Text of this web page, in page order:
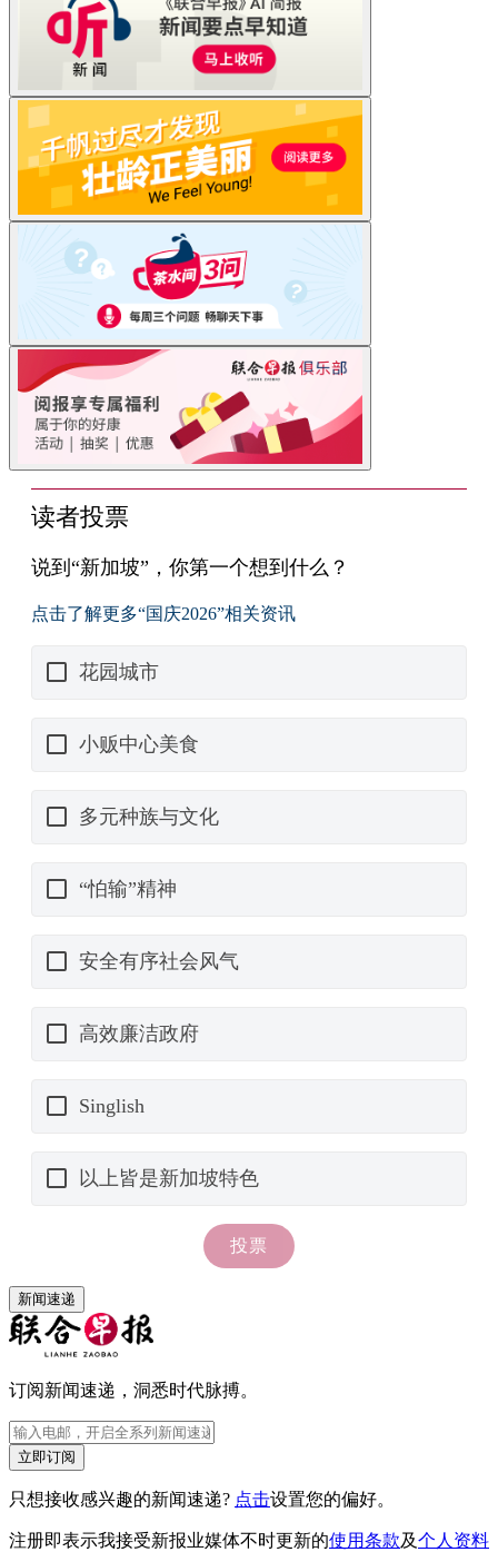
新闻速递
订阅新闻速递，洞悉时代脉搏。
立即订阅
只想接收感兴趣的新闻速递? 点击设置您的偏好。
注册即表示我接受新报业媒体不时更新的使用条款及个人资料